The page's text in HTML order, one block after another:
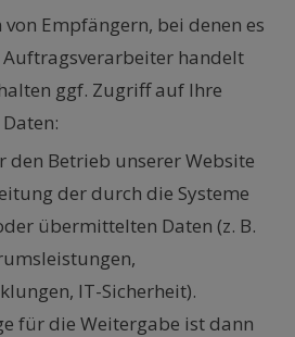
Empfängern, bei denen es
handelt
ggf. Zugriff auf Ihre
den Betrieb unserer Website
der durch die Systeme
übermittelten Daten (z. B.
IT-Sicherheit).
für die Weitergabe ist dann